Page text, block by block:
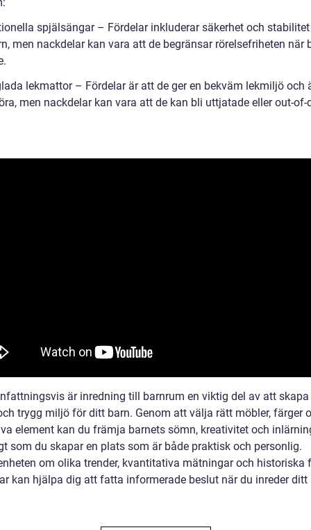
spjälsängar – Fördelar inkluderar säkerhet och
men nackdelar kan vara att de begränsar rörelsefriheten när
lekmattor – Fördelar är att de ger en bekväm lekmiljö och
men nackdelar kan vara att de kan bli uttjatade eller out-of-
är inredning till barnrum en viktig del av att skapa
trygg miljö för ditt barn. Genom att välja rätt möbler, färger
element kan du främja barnets sömn, kreativitet och
som du skapar en plats som är både praktisk och personlig.
om olika trender, kvantitativa mätningar och historiska
kan hjälpa dig att fatta informerade beslut när du inreder ditt